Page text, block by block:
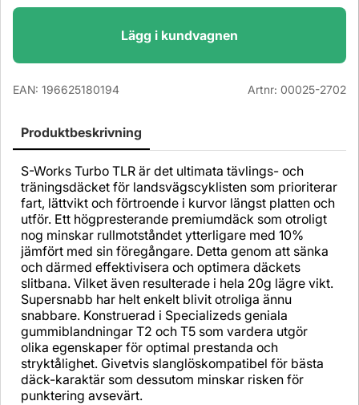
Lägg i kundvagnen
EAN: 196625180194 Artnr: 00025-2702
Produktbeskrivning
S-Works Turbo TLR är det ultimata tävlings- och
träningsdäcket för landsvägscyklisten som prioriterar
fart, lättvikt och förtroende i kurvor längst platten och
utför. Ett högpresterande premiumdäck som otroligt
nog minskar rullmotståndet ytterligare med 10%
jämfört med sin föregångare. Detta genom att sänka
och därmed effektivisera och optimera däckets
slitbana. Vilket även resulterade i hela 20g lägre vikt.
Supersnabb har helt enkelt blivit otroliga ännu
snabbare. Konstruerad i Specializeds geniala
gummiblandningar T2 och T5 som vardera utgör
olika egenskaper för optimal prestanda och
stryktålighet. Givetvis slanglöskompatibel för bästa
däck-karaktär som dessutom minskar risken för
punktering avsevärt.